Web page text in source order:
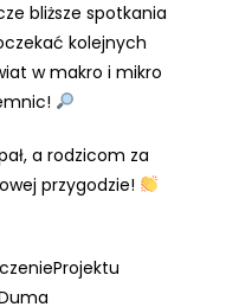
bliższe spotkania
kolejnych
w makro i mikro
a rodzicom za
przygodzie!